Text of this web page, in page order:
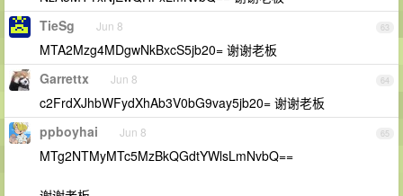
63
TieSg Jun 8
MTA2Mzg4MDgwNkBxcS5jb20= 谢谢老板
64
Garrettx Jun 8
c2FrdXJhbWFydXhAb3V0bG9vay5jb20= 谢谢老板
65
ppboyhai Jun 8
MTg2NTMyMTc5MzBkQGdtYWlsLmNvbQ==